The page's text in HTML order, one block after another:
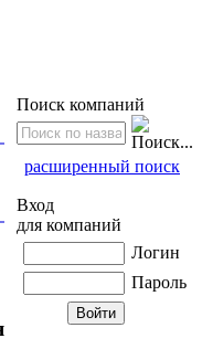
Поиск компаний
расширенный поиск
Вход
для компаний
Логин
Пароль